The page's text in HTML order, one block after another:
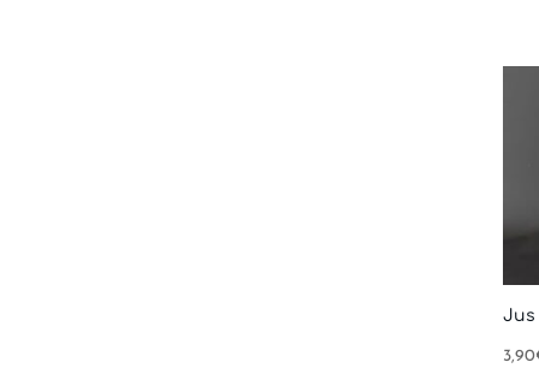
Jus
3,90